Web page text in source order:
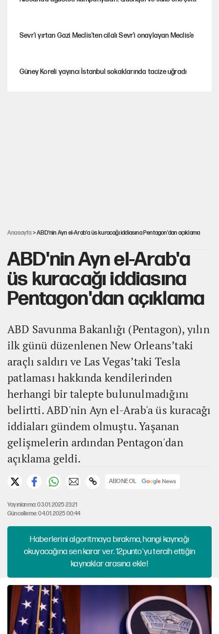
Sevr’i yırtan Gazi Meclis’ten cilalı Sevr’i onaylayan Meclis’e
Güney Koreli yayıncı İstanbul sokaklarında tacize uğradı
Anasayfa > ABD'nin Ayn el-Arab'a üs kuracağı iddiasına Pentagon'dan açıklama
ABD'nin Ayn el-Arab'a
üs kuracağı iddiasına
Pentagon'dan açıklama
ABD Savunma Bakanlığı (Pentagon), yılın
ilk günü düzenlenen New Orleans’taki
araçlı saldırı ve Las Vegas’taki Tesla
patlaması hakkında kendilerinden
herhangi bir talepte bulunulmadığını
belirtti. ABD'nin Ayn el-Arab'a üs kuracağı
iddiaları gündem olmuştu. Yaşanan
gelişmelerin ardından Pentagon'dan
açıklama geldi.
ABONE OL
Yayınlanma: 03.01.2025 23:21
Güncelleme: 04.01.2025 00:44
Haberlerini algoritmaya bırakma, hangi kaynağı
okuyacağına sen karar ver. 12punto'yu tercih ettiğin
kaynaklar arasına ekle!